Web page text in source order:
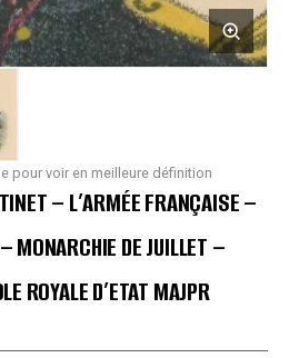
pour voir en meilleure définition
– L’ARMÉE FRANÇAISE –
MONARCHIE DE JUILLET –
ROYALE D’ETAT MAJPR